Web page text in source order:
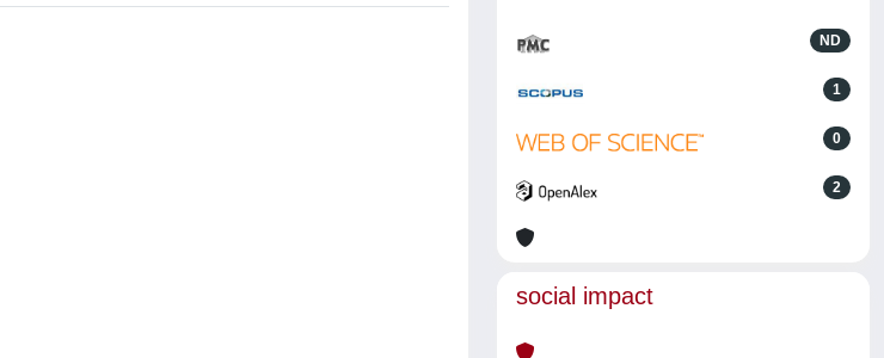
ND
1
0
2
social impact